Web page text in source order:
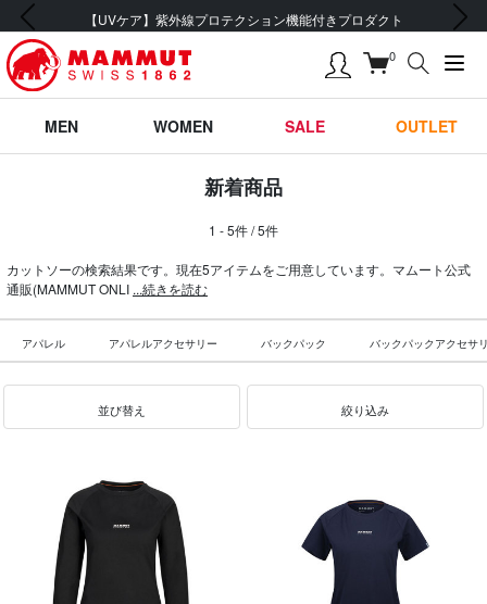
【UVケア】紫外線プロテクション機能付きプロダクト
前の画像 次の画像
0
MEN WOMEN SALE OUTLET
新着商品
1 - 5件 / 5件
カットソーの検索結果です。現在5アイテムをご用意しています。マムート公式
通販(MAMMUT ONLI ...続きを読む
アパレル アパレルアクセサリー バックパック バックパックアクセサ
並び替え 絞り込み